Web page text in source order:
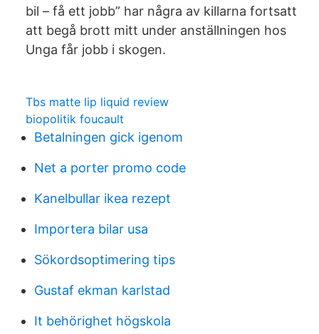
bil – få ett jobb” har några av killarna fortsatt
att begå brott mitt under anställningen hos
Unga får jobb i skogen.
Tbs matte lip liquid review
biopolitik foucault
Betalningen gick igenom
Net a porter promo code
Kanelbullar ikea rezept
Importera bilar usa
Sökordsoptimering tips
Gustaf ekman karlstad
It behörighet högskola